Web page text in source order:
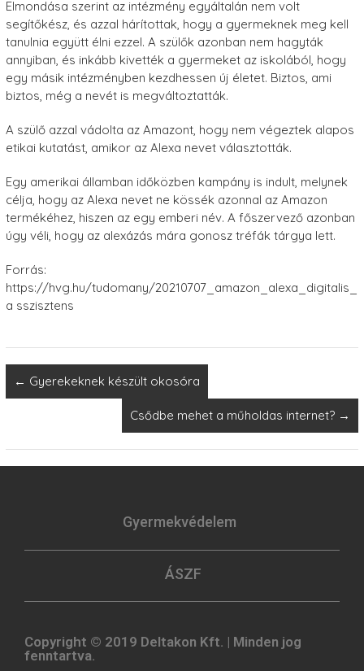
Elmondása szerint az intézmény egyáltalán nem volt
segítőkész, és azzal hárítottak, hogy a gyermeknek meg kell
tanulnia együtt élni ezzel. A szülők azonban nem hagyták
annyiban, és inkább kivették a gyermeket az iskolából, hogy
egy másik intézményben kezdhessen új életet. Biztos, ami
biztos, még a nevét is megváltoztatták.
A szülő azzal vádolta az Amazont, hogy nem végeztek alapos
etikai kutatást, amikor az Alexa nevet választották.
Egy amerikai államban időközben kampány is indult, melynek
célja, hogy az Alexa nevet ne kössék azonnal az Amazon
termékéhez, hiszen az egy emberi név. A főszervező azonban
úgy véli, hogy az alexázás mára gonosz tréfák tárgya lett.
Forrás:
https://hvg.hu/tudomany/20210707_amazon_alexa_digitalis_
a sszisztens
← Gyerekeknek készült okosóra
Csődbe mehet a műholdas internet? →
Gyermekvédelem
ÁSZF
Copyright © 2019 Deltakon Kft. | Minden jog
fenntartva.​